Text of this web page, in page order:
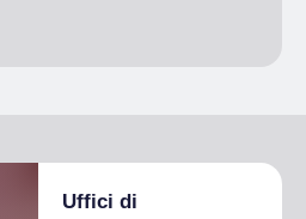
Uffici di